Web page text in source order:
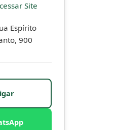
Site
Espírito
900